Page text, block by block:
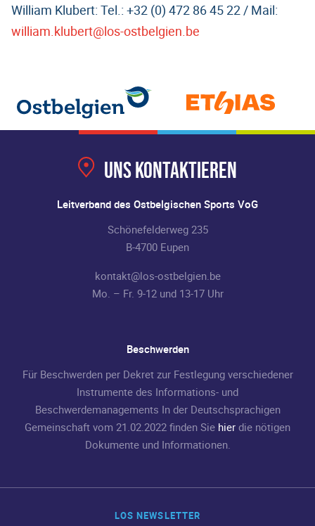
William Klubert: Tel.: +32 (0) 472 86 45 22 / Mail:
william.klubert@los-ostbelgien.be
LOS NEWSLETTER
Uns kontaktieren
Leitverband des Ostbelgischen Sports VoG
Schönefelderweg 235
B-4700 Eupen
kontakt@los-ostbelgien.be
Mo. – Fr. 9-12 und 13-17 Uhr
Beschwerden
Für Beschwerden per Dekret zur Festlegung verschiedener
Instrumente des Informations- und
Beschwerdemanagements In der Deutschsprachigen
Gemeinschaft vom 21.02.2022 finden Sie hier die nötigen
Dokumente und Informationen.